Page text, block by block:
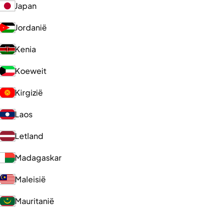
Japan
Jordanië
Kenia
Koeweit
Kirgizië
Laos
Letland
Madagaskar
Maleisië
Mauritanië